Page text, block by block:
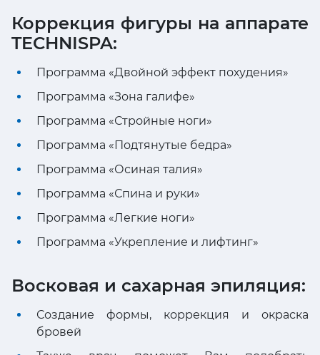
Коррекция фигуры на аппарате
TECHNISPA:
Программа «Двойной эффект похудения»
Программа «Зона галифе»
Программа «Стройные ноги»
Программа «Подтянутые бедра»
Программа «Осиная талия»
Программа «Спина и руки»
Программа «Легкие ноги»
Программа «Укрепление и лифтинг»
Восковая и сахарная эпиляция:
Создание формы, коррекция и окраска
бровей